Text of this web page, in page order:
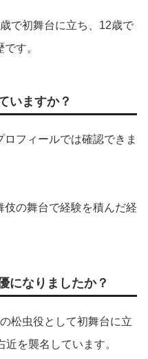
で初舞台に立ち、12歳で
す。
いますか？
フィールでは確認できま
の舞台で経験を積んだ経
になりましたか？
松虫役として初舞台に立
を襲名しています。